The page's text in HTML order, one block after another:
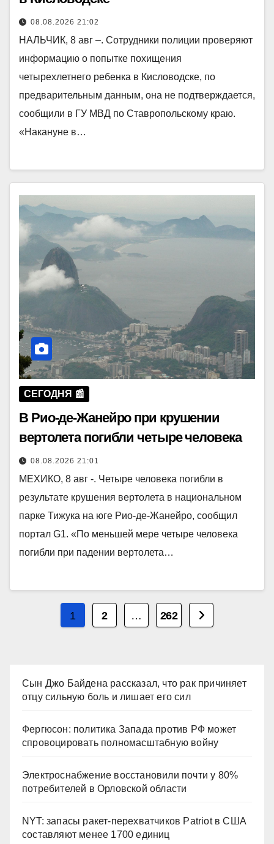
08.08.2026 21:02
НАЛЬЧИК, 8 авг –. Сотрудники полиции проверяют
информацию о попытке похищения
четырехлетнего ребенка в Кисловодске, по
предварительным данным, она не подтверждается,
сообщили в ГУ МВД по Ставропольскому краю.
«Накануне в…
СЕГОДНЯ 📰
В Рио-де-Жанейро при крушении
вертолета погибли четыре человека
08.08.2026 21:01
МЕХИКО, 8 авг -. Четыре человека погибли в
результате крушения вертолета в национальном
парке Тижука на юге Рио-де-Жанейро, сообщил
портал G1. «По меньшей мере четыре человека
погибли при падении вертолета…
Пагинация
1 2 … 262
Сын Джо Байдена рассказал, что рак причиняет
отцу сильную боль и лишает его сил
Фергюсон: политика Запада против РФ может
спровоцировать полномасштабную войну
Электроснабжение восстановили почти у 80%
потребителей в Орловской области
NYT: запасы ракет-перехватчиков Patriot в США
составляют менее 1700 единиц